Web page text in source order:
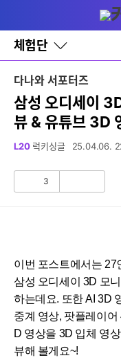
와
홈
체험단
바
로
가
기
레
이
어
창
토
다나와 서포터즈
삼성 오디세이
뷰 & 유튜브 3D
L20 럭키싱글 25.04.06.
3
이번 포스트에서는 27
삼성 오디세이 3D 모
하는데요. 또한 AI 3D
중계 영상, 팟플레이
D 영상을 3D 입체 영
뷰해 볼게요~!